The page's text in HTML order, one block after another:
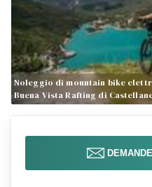
Noleggio di mountain bike
Buena Vista Rafting di